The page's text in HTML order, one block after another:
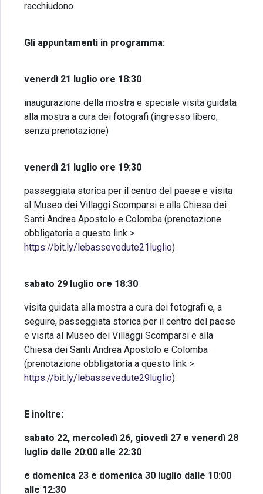
racchiudono.
Gli appuntamenti in programma:
venerdì 21 luglio ore 18:30
inaugurazione della mostra e speciale visita guidata
alla mostra a cura dei fotografi (ingresso libero,
senza prenotazione)
venerdì 21 luglio ore 19:30
passeggiata storica per il centro del paese e visita
al Museo dei Villaggi Scomparsi e alla Chiesa dei
Santi Andrea Apostolo e Colomba (prenotazione
obbligatoria a questo link >
https://bit.ly/lebassevedute21luglio)
sabato 29 luglio ore 18:30
visita guidata alla mostra a cura dei fotografi e, a
seguire, passeggiata storica per il centro del paese
e visita al Museo dei Villaggi Scomparsi e alla
Chiesa dei Santi Andrea Apostolo e Colomba
(prenotazione obbligatoria a questo link >
https://bit.ly/lebassevedute29luglio)
E inoltre:
sabato 22, mercoledì 26, giovedì 27 e venerdì 28
luglio dalle 20:00 alle 22:30
e domenica 23 e domenica 30 luglio dalle 10:00
alle 12:30